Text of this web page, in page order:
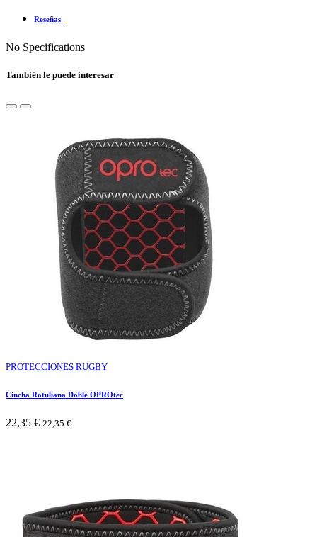
Reseñas
No Specifications
También le puede interesar
PROTECCIONES RUGBY
Cincha Rotuliana Doble OPROtec
22,35 € 22,35€